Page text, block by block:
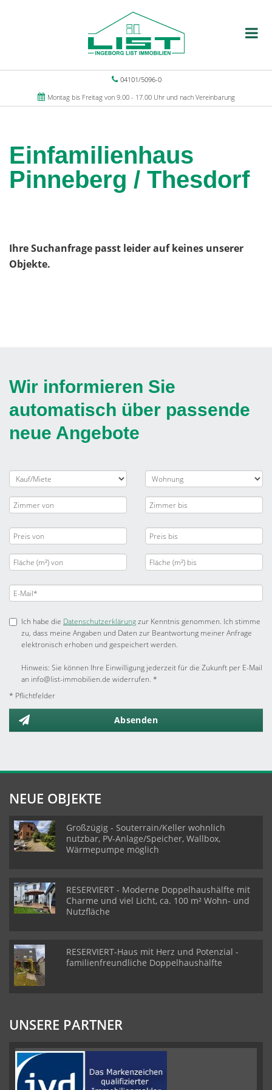
04101/5096-0
Montag bis Freitag von 9.00 - 17.00 Uhr und nach Vereinbarung
Einfamilienhaus
Pinneberg / Thesdorf
Ihre Suchanfrage passt leider auf keines unserer
Objekte.
Wir informieren Sie
automatisch über passende
neue Angebote
Ich habe die Datenschutzerklärungzur Kenntnis genommen. Ich stimme
zu, dass meine Angaben und Daten zur Beantwortung meiner Anfrage
elektronisch erhoben und gespeichert werden.
Hinweis: Sie können Ihre Einwilligung jederzeit für die Zukunft per E-Mail
an info@list-immobilien.de widerrufen. *
* Pflichtfelder
Absenden
NEUE OBJEKTE
Großzügig - Souterrain/Keller wohnlich
nutzbar, PV-Anlage/Speicher, Wallbox,
Wärmepumpe möglich
RESERVIERT - Moderne Doppelhaushälfte mit
Charme und viel Licht, ca. 100 m² Wohn- und
Nutzfläche
RESERVIERT-Haus mit Herz und Potenzial -
familienfreundliche Doppelhaushälfte
UNSERE PARTNER